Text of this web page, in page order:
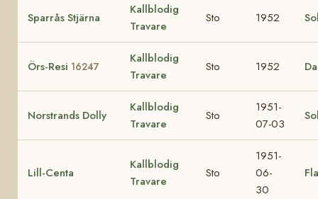
Sparrås Stjärna
Kallblodig
Travare
Sto 1952
Örs-Resi 16247
Kallblodig
Travare
Sto 1952
Norstrands Dolly
Kallblodig
Travare
Sto
1951-
07-03
Lill-Centa
Kallblodig
Travare
Sto
1951-
06-
30